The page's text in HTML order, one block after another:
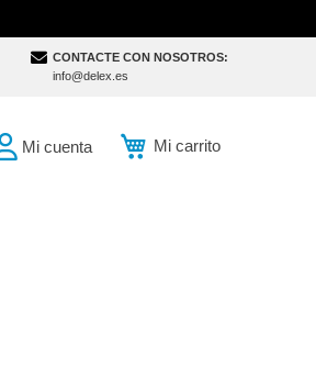
CONTACTE CON NOSOTROS:
info@delex.es
Mi carrito
Mi cuenta